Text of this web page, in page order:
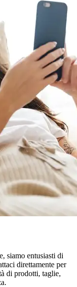
siamo entusiasti di
direttamente per
di prodotti, taglie,